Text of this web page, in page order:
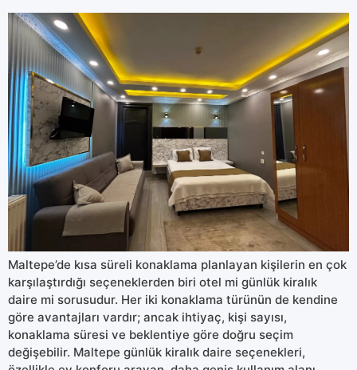
Maltepe’de kısa süreli konaklama planlayan kişilerin en çok
karşılaştırdığı seçeneklerden biri otel mi günlük kiralık
daire mi sorusudur. Her iki konaklama türünün de kendine
göre avantajları vardır; ancak ihtiyaç, kişi sayısı,
konaklama süresi ve beklentiye göre doğru seçim
değişebilir. Maltepe günlük kiralık daire seçenekleri,